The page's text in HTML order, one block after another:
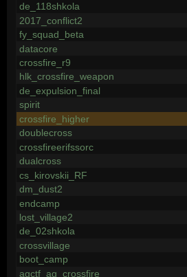
de_118shkola
2017_conflict2
fy_squad_beta
datacore
crossfire_r9
hlk_crossfire_weapon
de_expulsion_final
spirit
crossfire_higher
doublecross
crossfireerifssorc
dualcross
cs_kirovskii_RF
dm_dust2
endcamp
lost_village2
de_02shkola
crossvillage
boot_camp
agctf_ag_crossfire